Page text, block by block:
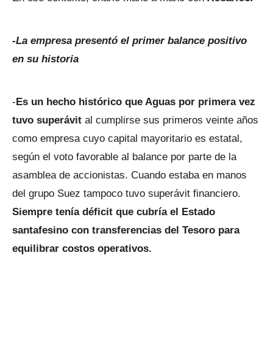
-La empresa presentó el primer balance positivo
en su historia
-Es un hecho histórico que Aguas por primera vez
tuvo superávit al cumplirse sus primeros veinte años
como empresa cuyo capital mayoritario es estatal,
según el voto favorable al balance por parte de la
asamblea de accionistas. Cuando estaba en manos
del grupo Suez tampoco tuvo superávit financiero.
Siempre tenía déficit que cubría el Estado
santafesino con transferencias del Tesoro para
equilibrar costos operativos.